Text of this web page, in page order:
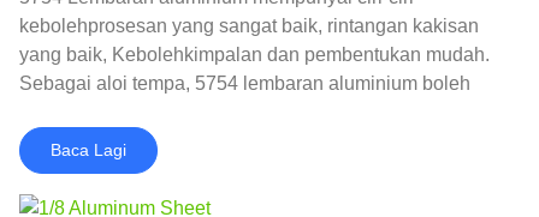
kebolehprosesan yang sangat baik, rintangan kakisan
yang baik, Kebolehkimpalan dan pembentukan mudah.
Sebagai aloi tempa, 5754 lembaran aluminium boleh
penempaan, tetapi bukan dengan pemutus.
Baca Lagi